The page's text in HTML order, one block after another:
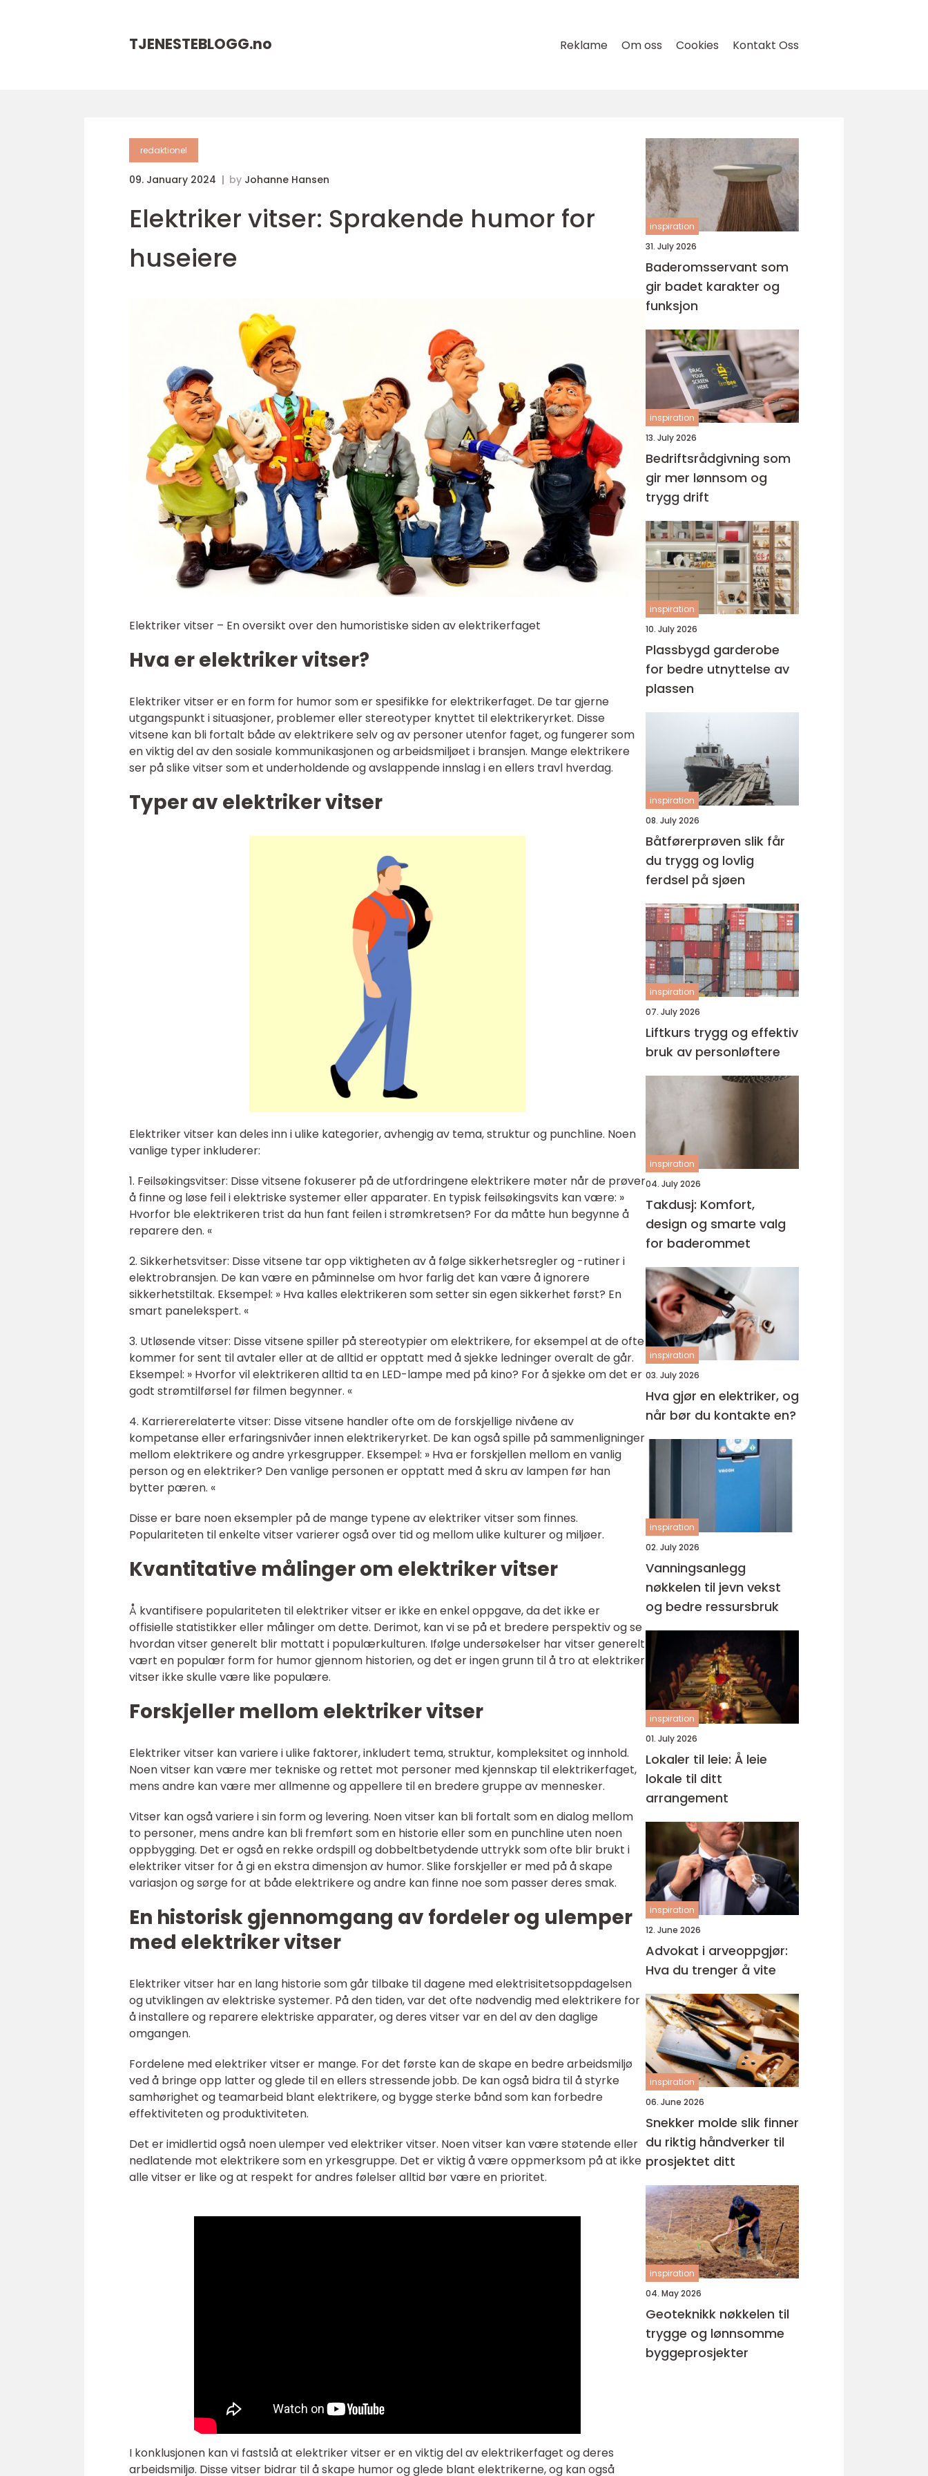
TJENESTEBLOGG.no Reklame Om oss Cookies Kontakt Oss
redaktionel
09. January 2024 by Johanne Hansen
Elektriker vitser: Sprakende humor for
huseiere
Elektriker vitser – En oversikt over den humoristiske siden av elektrikerfaget
Hva er elektriker vitser?
Elektriker vitser er en form for humor som er spesifikke for elektrikerfaget. De tar gjerne
utgangspunkt i situasjoner, problemer eller stereotyper knyttet til elektrikeryrket. Disse
vitsene kan bli fortalt både av elektrikere selv og av personer utenfor faget, og fungerer som
en viktig del av den sosiale kommunikasjonen og arbeidsmiljøet i bransjen. Mange elektrikere
ser på slike vitser som et underholdende og avslappende innslag i en ellers travl hverdag.
Typer av elektriker vitser
Elektriker vitser kan deles inn i ulike kategorier, avhengig av tema, struktur og punchline. Noen
vanlige typer inkluderer:
1. Feilsøkingsvitser: Disse vitsene fokuserer på de utfordringene elektrikere møter når de prøver
å finne og løse feil i elektriske systemer eller apparater. En typisk feilsøkingsvits kan være: »
Hvorfor ble elektrikeren trist da hun fant feilen i strømkretsen? For da måtte hun begynne å
reparere den. «
2. Sikkerhetsvitser: Disse vitsene tar opp viktigheten av å følge sikkerhetsregler og -rutiner i
elektrobransjen. De kan være en påminnelse om hvor farlig det kan være å ignorere
sikkerhetstiltak. Eksempel: » Hva kalles elektrikeren som setter sin egen sikkerhet først? En
smart panelekspert. «
3. Utløsende vitser: Disse vitsene spiller på stereotypier om elektrikere, for eksempel at de ofte
kommer for sent til avtaler eller at de alltid er opptatt med å sjekke ledninger overalt de går.
Eksempel: » Hvorfor vil elektrikeren alltid ta en LED-lampe med på kino? For å sjekke om det er
godt strømtilførsel før filmen begynner. «
4. Karriererelaterte vitser: Disse vitsene handler ofte om de forskjellige nivåene av
kompetanse eller erfaringsnivåer innen elektrikeryrket. De kan også spille på sammenligninger
mellom elektrikere og andre yrkesgrupper. Eksempel: » Hva er forskjellen mellom en vanlig
person og en elektriker? Den vanlige personen er opptatt med å skru av lampen før han
bytter pæren. «
Disse er bare noen eksempler på de mange typene av elektriker vitser som finnes.
Populariteten til enkelte vitser varierer også over tid og mellom ulike kulturer og miljøer.
Kvantitative målinger om elektriker vitser
Å kvantifisere populariteten til elektriker vitser er ikke en enkel oppgave, da det ikke er
offisielle statistikker eller målinger om dette. Derimot, kan vi se på et bredere perspektiv og se
hvordan vitser generelt blir mottatt i populærkulturen. Ifølge undersøkelser har vitser generelt
vært en populær form for humor gjennom historien, og det er ingen grunn til å tro at elektriker
vitser ikke skulle være like populære.
Forskjeller mellom elektriker vitser
Elektriker vitser kan variere i ulike faktorer, inkludert tema, struktur, kompleksitet og innhold.
Noen vitser kan være mer tekniske og rettet mot personer med kjennskap til elektrikerfaget,
mens andre kan være mer allmenne og appellere til en bredere gruppe av mennesker.
Vitser kan også variere i sin form og levering. Noen vitser kan bli fortalt som en dialog mellom
to personer, mens andre kan bli fremført som en historie eller som en punchline uten noen
oppbygging. Det er også en rekke ordspill og dobbeltbetydende uttrykk som ofte blir brukt i
elektriker vitser for å gi en ekstra dimensjon av humor. Slike forskjeller er med på å skape
variasjon og sørge for at både elektrikere og andre kan finne noe som passer deres smak.
En historisk gjennomgang av fordeler og ulemper
med elektriker vitser
Elektriker vitser har en lang historie som går tilbake til dagene med elektrisitetsoppdagelsen
og utviklingen av elektriske systemer. På den tiden, var det ofte nødvendig med elektrikere for
å installere og reparere elektriske apparater, og deres vitser var en del av den daglige
omgangen.
Fordelene med elektriker vitser er mange. For det første kan de skape en bedre arbeidsmiljø
ved å bringe opp latter og glede til en ellers stressende jobb. De kan også bidra til å styrke
samhørighet og teamarbeid blant elektrikere, og bygge sterke bånd som kan forbedre
effektiviteten og produktiviteten.
Det er imidlertid også noen ulemper ved elektriker vitser. Noen vitser kan være støtende eller
nedlatende mot elektrikere som en yrkesgruppe. Det er viktig å være oppmerksom på at ikke
alle vitser er like og at respekt for andres følelser alltid bør være en prioritet.
I konklusjonen kan vi fastslå at elektriker vitser er en viktig del av elektrikerfaget og deres
arbeidsmiljø. Disse vitser bidrar til å skape humor og glede blant elektrikerne, og kan også
inspiration
31. July 2026
Baderomsservant som
gir badet karakter og
funksjon
inspiration
13. July 2026
Bedriftsrådgivning som
gir mer lønnsom og
trygg drift
inspiration
10. July 2026
Plassbygd garderobe
for bedre utnyttelse av
plassen
inspiration
08. July 2026
Båtførerprøven slik får
du trygg og lovlig
ferdsel på sjøen
inspiration
07. July 2026
Liftkurs trygg og effektiv
bruk av personløftere
inspiration
04. July 2026
Takdusj: Komfort,
design og smarte valg
for baderommet
inspiration
03. July 2026
Hva gjør en elektriker, og
når bør du kontakte en?
inspiration
02. July 2026
Vanningsanlegg
nøkkelen til jevn vekst
og bedre ressursbruk
inspiration
01. July 2026
Lokaler til leie: Å leie
lokale til ditt
arrangement
inspiration
12. June 2026
Advokat i arveoppgjør:
Hva du trenger å vite
inspiration
06. June 2026
Snekker molde slik finner
du riktig håndverker til
prosjektet ditt
inspiration
04. May 2026
Geoteknikk nøkkelen til
trygge og lønnsomme
byggeprosjekter